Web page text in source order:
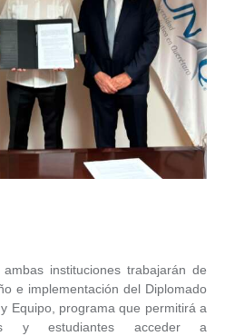
instituciones trabajarán de
e implementación del Diplomado
Equipo, programa que permitirá a
y estudiantes acceder a